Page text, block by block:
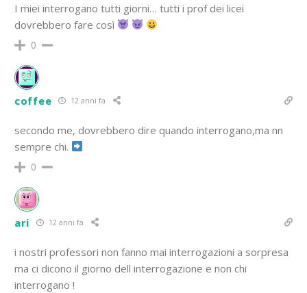
I miei interrogano tutti giorni… tutti i prof dei licei
dovrebbero fare così
0
coffee 12 anni fa
secondo me, dovrebbero dire quando interrogano,ma nn
sempre chi.
0
ari 12 anni fa
i nostri professori non fanno mai interrogazioni a sorpresa
ma ci dicono il giorno dell interrogazione e non chi
interrogano !